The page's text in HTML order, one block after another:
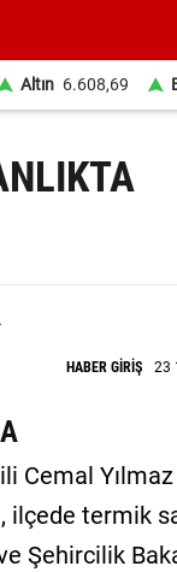
Altın 6.608,69
HABER GİRİŞ 23
Cemal
ilçede termik
Şehircilik